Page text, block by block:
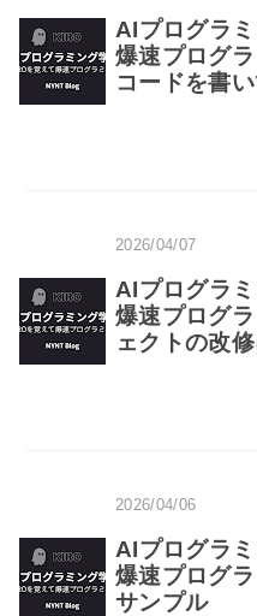
AIプログラ
爆速プログ
コードを書
2026/04/07
AIプログラ
爆速プログ
ェクトの改
2026/04/06
AIプログラ
爆速プログ
サンプル